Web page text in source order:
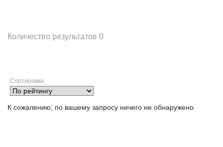
Количество результатов 0
Сортировка
К сожалению, по вашему запросу ничего не обнаружено.